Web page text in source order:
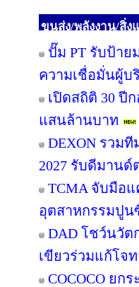
ขนส่ง/พลังงาน/สิ่ง
ปั๊ม PT รับป้าย
ความเชื่อมั่นผู้บ
เปิดสถิติ 30 ปี
แสนล้านบาท
DEXON รวมที
2027 รับดีมาน
TCMA จับมือ
อุตสาหกรรมปูน
DAD โชว์นวั
เขียวร่วมแก้โจ
COCOCO ยก